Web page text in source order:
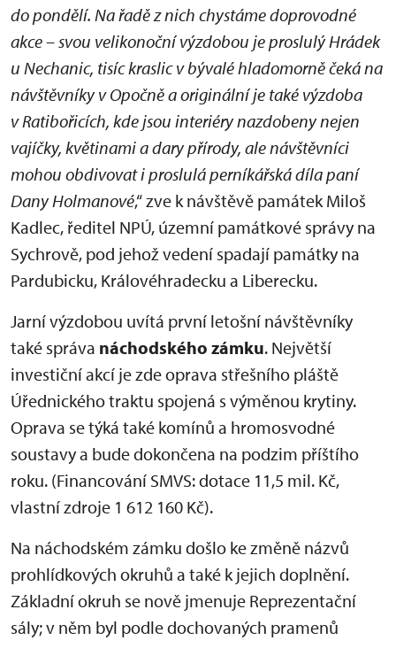
do pondělí. Na řadě z nich chystáme doprovodné
akce – svou velikonoční výzdobou je proslulý Hrádek
u Nechanic, tisíc kraslic v bývalé hladomorně čeká na
návštěvníky v Opočně a originální je také výzdoba
v Ratibořicích, kde jsou interiéry nazdobeny nejen
vajíčky, květinami a dary přírody, ale návštěvníci
mohou obdivovat i proslulá perníkářská díla paní
Dany Holmanové,“ zve k návštěvě památek Miloš
Kadlec, ředitel NPÚ, územní památkové správy na
Sychrově, pod jehož vedení spadají památky na
Pardubicku, Královéhradecku a Liberecku.
Jarní výzdobou uvítá první letošní návštěvníky
také správa náchodského zámku. Největší
investiční akcí je zde oprava střešního pláště
Úřednického traktu spojená s výměnou krytiny.
Oprava se týká také komínů a hromosvodné
soustavy a bude dokončena na podzim příštího
roku. (Financování SMVS: dotace 11,5 mil. Kč,
vlastní zdroje 1 612 160 Kč).
Na náchodském zámku došlo ke změně názvů
prohlídkových okruhů a také k jejich doplnění.
Základní okruh se nově jmenuje Reprezentační
sály; v něm byl podle dochovaných pramenů